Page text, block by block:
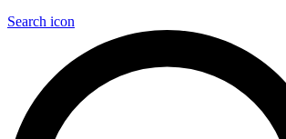
Search icon